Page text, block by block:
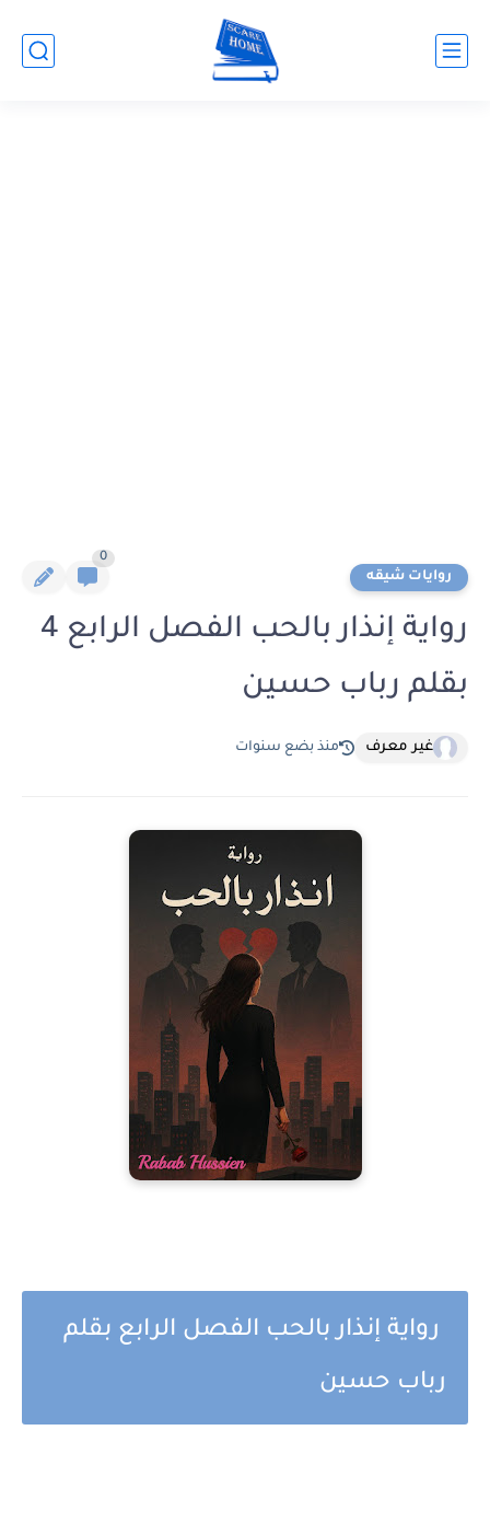
روايات شيقه
0
رواية إنذار بالحب الفصل الرابع 4
بقلم رباب حسين
غير معرف منذ بضع سنوات
رواية إنذار بالحب الفصل الرابع بقلم
رباب حسين